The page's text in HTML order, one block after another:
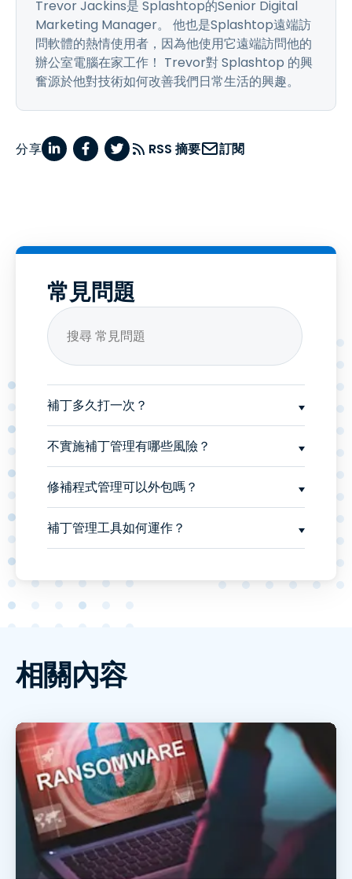
Trevor Jackins是 Splashtop的Senior Digital
Marketing Manager。 他也是Splashtop遠端訪
問軟體的熱情使用者，因為他使用它遠端訪問他的
辦公室電腦在家工作！ Trevor對 Splashtop 的興
奮源於他對技術如何改善我們日常生活的興趣。
分享 RSS 摘要 訂閱
常見問題
補丁多久打一次？
不實施補丁管理有哪些風險？
修補程式管理可以外包嗎？
補丁管理工具如何運作？
相關內容